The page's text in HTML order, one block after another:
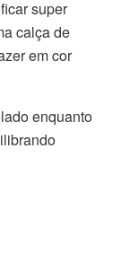
super
calça de
em cor
enquanto